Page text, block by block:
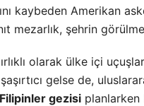
kaybeden Amerikan
mezarlık, şehrin
olarak ülke içi
gelse de,
Filipinler gezisi planlarken